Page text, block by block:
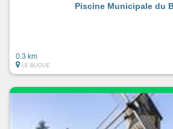
Piscine Municipale du
0.3 km
LE BUGUE